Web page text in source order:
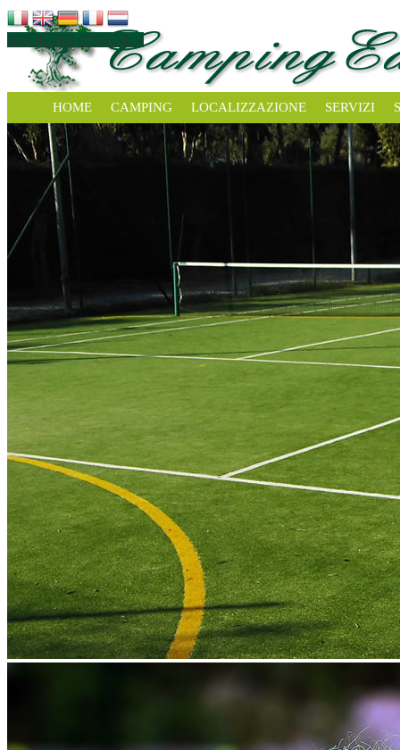
BOOKING ONLINE »
HOME CAMPING LOCALIZZAZIONE SERVIZI